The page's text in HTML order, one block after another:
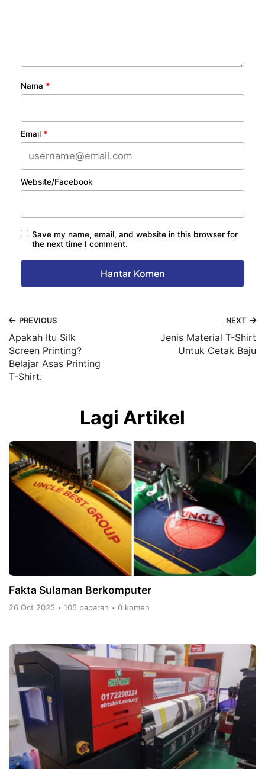
Nama *
Email *
Website/Facebook
Save my name, email, and website in this browser for
the next time I comment.
PREVIOUS
Apakah Itu Silk
Screen Printing?
Belajar Asas Printing
T-Shirt.
NEXT
Jenis Material T-Shirt
Untuk Cetak Baju
Lagi Artikel
Fakta Sulaman Berkomputer
26 Oct 2025 • 105 paparan • 0 komen